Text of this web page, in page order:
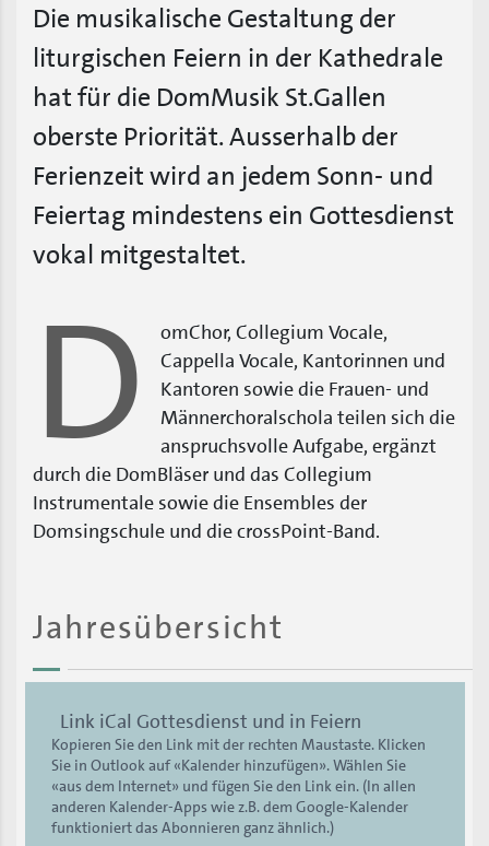
Die musikalische Gestaltung der
liturgischen Feiern in der Kathedrale
hat für die DomMusik St.Gallen
oberste Priorität. Ausserhalb der
Ferienzeit wird an jedem Sonn- und
Feiertag mindestens ein Gottesdienst
vokal mitgestaltet.
D
omChor, Collegium Vocale,
Cappella Vocale, Kantorinnen und
Kantoren sowie die Frauen- und
Männerchoralschola teilen sich die
anspruchsvolle Aufgabe, ergänzt
durch die DomBläser und das Collegium
Instrumentale sowie die Ensembles der
Domsingschule und die crossPoint-Band.
Jahresübersicht
Link iCal Gottesdienst und in Feiern
Kopieren Sie den Link mit der rechten Maustaste. Klicken
Sie in Outlook auf «Kalender hinzufügen». Wählen Sie
«aus dem Internet» und fügen Sie den Link ein. (In allen
anderen Kalender-Apps wie z.B. dem Google-Kalender
funktioniert das Abonnieren ganz ähnlich.)